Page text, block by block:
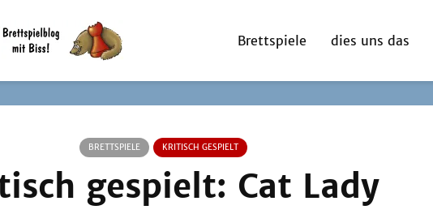
Brettspiele dies uns das
BRETTSPIELE KRITISCH GESPIELT
gespielt: Cat Lady